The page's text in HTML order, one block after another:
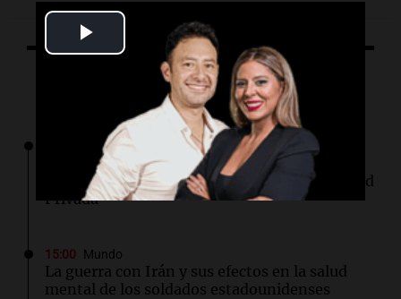
Video
Lo último
Política y Economía
Sin el capítulo sobre tierras a extranjeros, el
Senado comenzó a debatir la Ley de Propiedad
Privada
15:00 Mundo
La guerra con Irán y sus efectos en la salud
mental de los soldados estadounidenses